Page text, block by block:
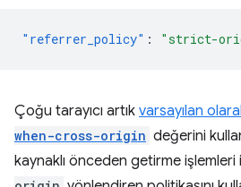
"referrer_policy" : "strict-
Çoğu tarayıcı artık varsayılan
when-cross-origin değerini
kaynaklı önceden getirme işlemleri